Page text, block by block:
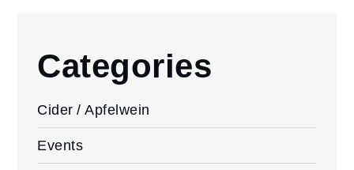
Categories
Cider / Apfelwein
Events